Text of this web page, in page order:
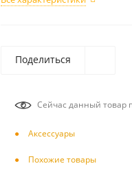
Поделиться
Сейчас данный товар
Аксесcуары
Похожие товары